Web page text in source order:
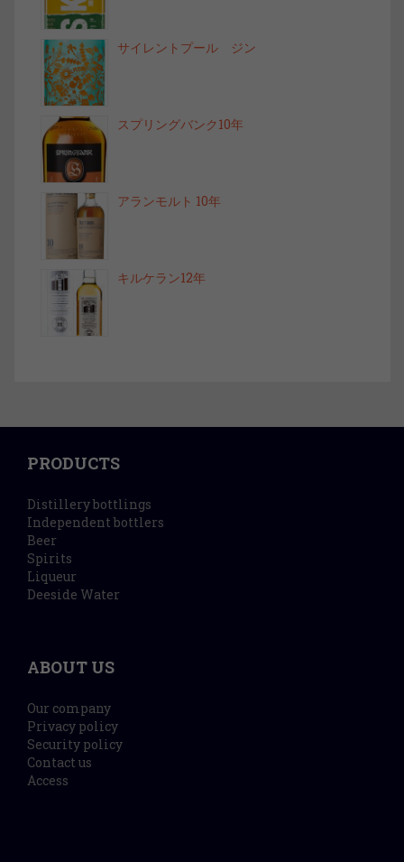
サイレントプール ジン
スプリングバンク10年
アランモルト 10年
キルケラン12年
PRODUCTS
Distillery bottlings
Independent bottlers
Beer
Spirits
Liqueur
Deeside Water
ABOUT US
Our company
Privacy policy
Security policy
Contact us
Access